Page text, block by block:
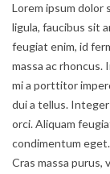
Lorem ipsum dolor
ligula, faucibus sit
feugiat enim, id
massa ac rhoncus.
mi a porttitor
dui a tellus.
orci. Aliquam
condimentum
Cras massa purus,